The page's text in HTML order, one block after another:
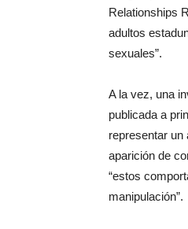
Relationships
adultos
sexuales”.
A la vez, una
publicada a
representar un
aparición de
“estos
manipulación”.